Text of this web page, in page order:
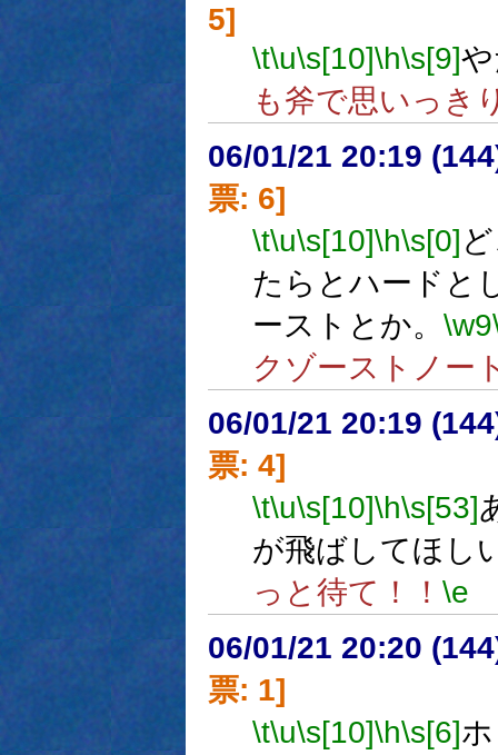
5]
\t\u\s[10]\h\s[9]
も斧で思いっき
06/01/21 20:19
票: 6]
\t\u\s[10]\h\s[0]
たらとハードと
ーストとか。 \w9
クゾーストノー
06/01/21 20:19
票: 4]
\t\u\s[10]\h\s[53]
が飛ばしてほし
っと待て！！ \e
06/01/21 20:20
票: 1]
\t\u\s[10]\h\s[6]